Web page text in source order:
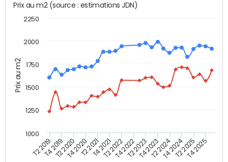
Prix au m2
Prix au m2 (source : estimations JDN)
T2 2019T4 2019T2 2020T4 2020T2 2021T4 2021T2 2022T4 2022T2 2023T4 2023T2 2024T4 2024T2 2025T4 2025
1000
1250
1500
1750
2000
2250